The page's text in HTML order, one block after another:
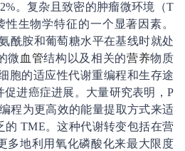
。复杂且致密的肿瘤微环境（T
生物学特征的一个显著因素。
酰胺和葡萄糖水平在基线时就处
微 血管结构以及相关的营养物质
胞的适应性代谢重编程和生存途
进癌症进展。大量研究表明，P
程为更高效的能量提取方式来适
的 TME。这种代谢转变包括在营
多地利用氧化磷酸化来最大限度